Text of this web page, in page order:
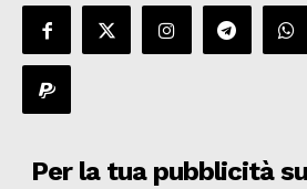
Per la tua pubblicità